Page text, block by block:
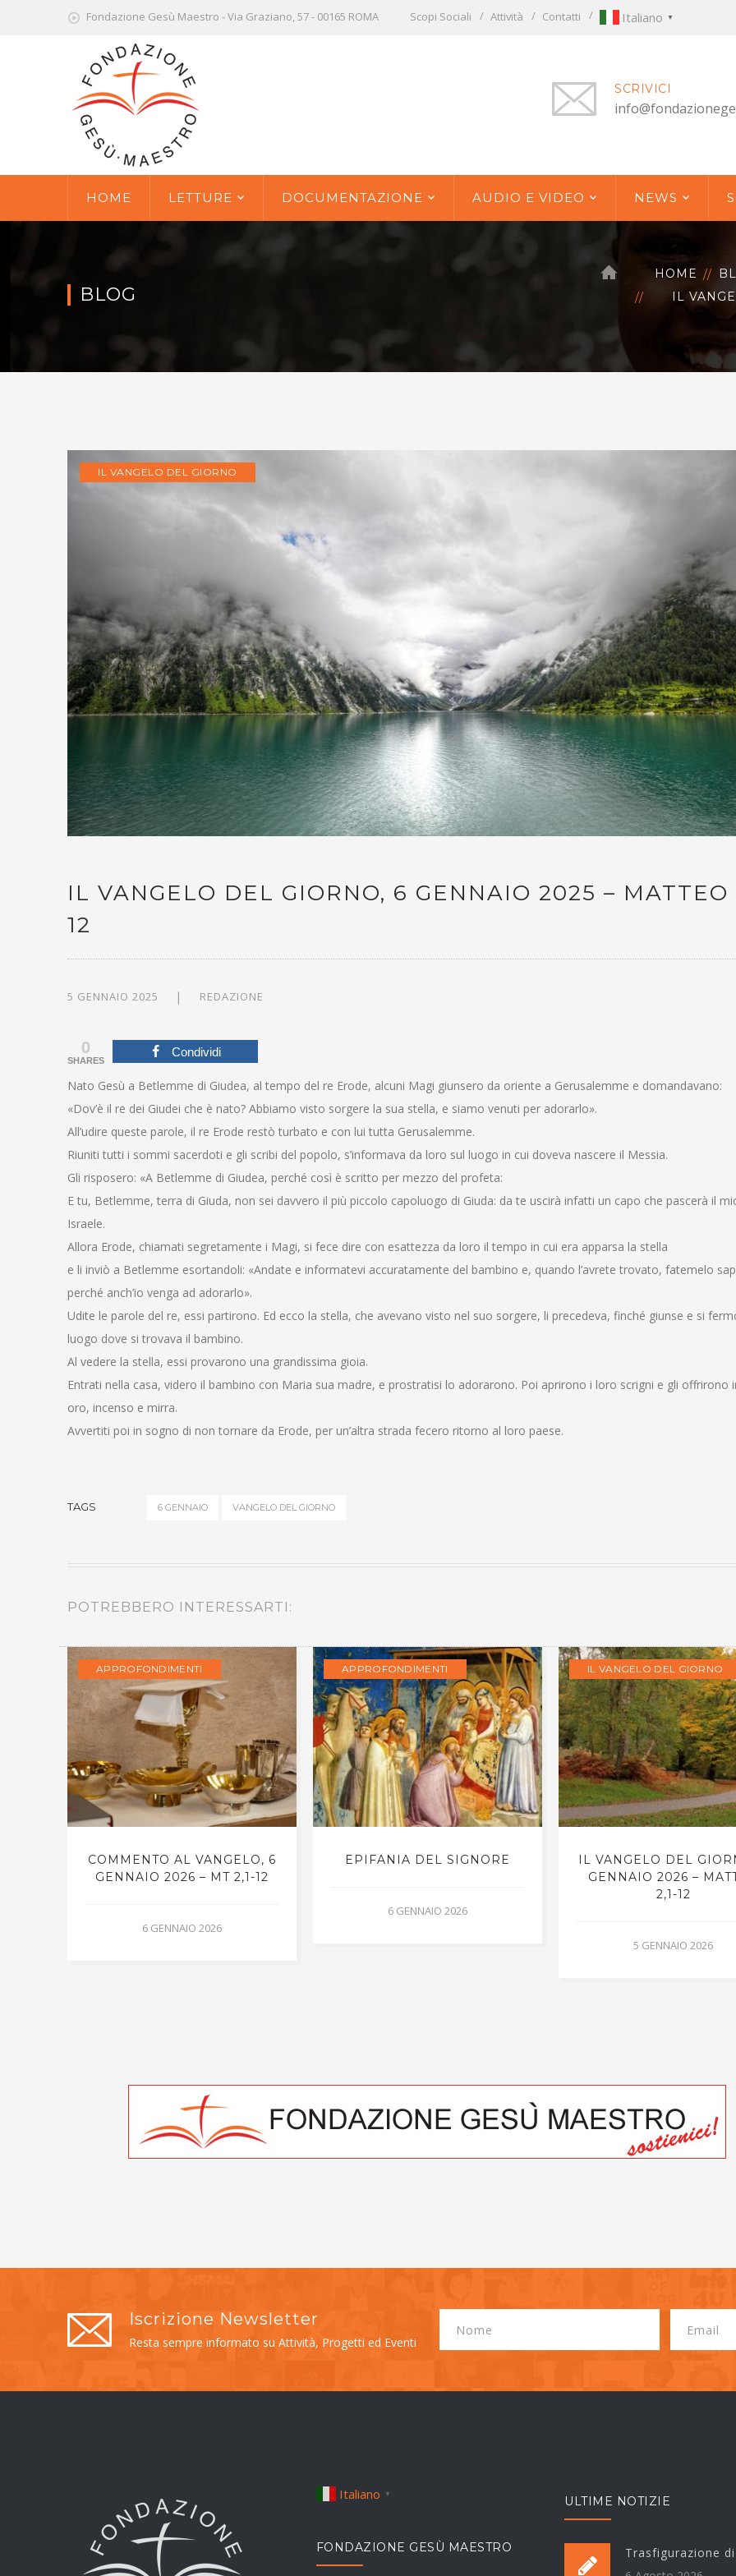
Fondazione Gesù Maestro - Via Graziano, 57 - 00165 ROMA Scopi Sociali Attività Contatti Italiano ▼
SCRIVICI
HOME LETTURE DOCUMENTAZIONE AUDIO E VIDEO NEWS
BLOG
HOME
IL
IL VANGELO DEL GIORNO
IL VANGELO DEL GIORNO, 6 GENNAIO 2025 – MATTEO
12
5 GENNAIO 2025 REDAZIONE
0
SHARES
Condividi
Nato Gesù a Betlemme di Giudea, al tempo del re Erode, alcuni Magi giunsero da oriente a Gerusalemme e domandavano:
«Dov’è il re dei Giudei che è nato? Abbiamo visto sorgere la sua stella, e siamo venuti per adorarlo».
All’udire queste parole, il re Erode restò turbato e con lui tutta Gerusalemme.
Riuniti tutti i sommi sacerdoti e gli scribi del popolo, s’informava da loro sul luogo in cui doveva nascere il Messia.
Gli risposero: «A Betlemme di Giudea, perché così è scritto per mezzo del profeta:
E tu, Betlemme, terra di Giuda, non sei davvero il più piccolo capoluogo di Giuda: da te uscirà infatti un capo che pascerà il
Israele.
Allora Erode, chiamati segretamente i Magi, si fece dire con esattezza da loro il tempo in cui era apparsa la stella
e li inviò a Betlemme esortandoli: «Andate e informatevi accuratamente del bambino e, quando l’avrete trovato, fatemelo
perché anch’io venga ad adorarlo».
Udite le parole del re, essi partirono. Ed ecco la stella, che avevano visto nel suo sorgere, li precedeva, finché giunse e si
luogo dove si trovava il bambino.
Al vedere la stella, essi provarono una grandissima gioia.
Entrati nella casa, videro il bambino con Maria sua madre, e prostratisi lo adorarono. Poi aprirono i loro scrigni e gli offrirono
oro, incenso e mirra.
Avvertiti poi in sogno di non tornare da Erode, per un’altra strada fecero ritorno al loro paese.
TAGS 6 GENNAIO VANGELO DEL GIORNO
POTREBBERO INTERESSARTI:
APPROFONDIMENTI
COMMENTO AL VANGELO, 6
GENNAIO 2026 – MT 2,1-12
6 GENNAIO 2026
APPROFONDIMENTI
EPIFANIA DEL SIGNORE
6 GENNAIO 2026
IL VANGELO DEL GIORNO
IL VANGELO DEL
GENNAIO 2026 –
2,1-12
5 GENNAIO 2026
Iscrizione Newsletter
Resta sempre informato su Attività, Progetti ed Eventi
Italiano ▼
FONDAZIONE GESÙ MAESTRO
ULTIME NOTIZIE
Trasfigurazione di